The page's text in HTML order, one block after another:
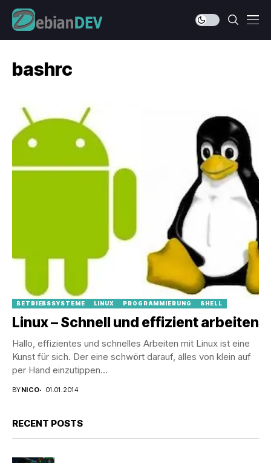
bashrc
BETRIEBSSYSTEME LINUX PROGRAMMIERUNG SHELL
Linux – Schnell und effizient arbeiten
Hallo, effizientes und schnelles Arbeiten mit Linux ist eine
Kunst für sich. Der eine schwört darauf, alles von klein auf
per Hand einzutippen...
BYNICO 01.01.2014
RECENT POSTS